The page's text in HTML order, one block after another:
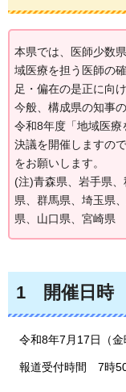
本県では、医師少数
域医療を担う医師の
足・偏在の是正に向
今般、構成県の知事
令和8年度「地域医
決議を開催しますの
をお願いします。
(注)青森県、岩手県
県、群馬県、埼玉県
県、山口県、宮崎県
1 開催日 時
令和8年7月17日（
報道受付時間 7時